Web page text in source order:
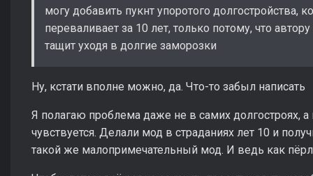
могу добавить пукнт упоротого долгостройства,
переваливает за 10 лет, только потому, что
тащит уходя в долгие заморозки
Ну, кстати вполне можно, да. Что-то забыл написать
Я полагаю проблема даже не в самих долгостроях, а
чувствуется. Делали мод в страданиях лет 10 и
такой же малопримечательный мод. И ведь как